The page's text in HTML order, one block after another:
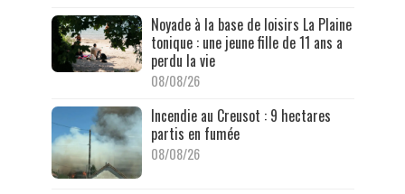
Noyade à la base de loisirs La Plaine
tonique : une jeune fille de 11 ans a
perdu la vie
08/08/26
Incendie au Creusot : 9 hectares
partis en fumée
08/08/26